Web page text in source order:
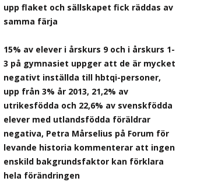
upp flaket och sällskapet fick räddas av
samma färja
15% av elever i årskurs 9 och i årskurs 1-
3 på gymnasiet uppger att de är mycket
negativt inställda till hbtqi-personer,
upp från 3% år 2013, 21,2% av
utrikesfödda och 22,6% av svenskfödda
elever med utlandsfödda föräldrar
negativa, Petra Mårselius på Forum för
levande historia kommenterar att ingen
enskild bakgrundsfaktor kan förklara
hela förändringen